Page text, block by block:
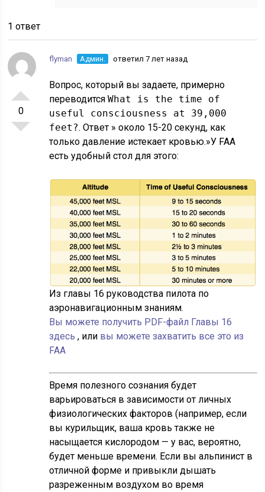
1 ответ
0
flyman Админ. ответил 7 лет назад
Вопрос, который вы задаете, примерно
переводитсяWhat is the time of
useful consciousness at 39,000
feet?. Ответ » около 15-20 секунд, как
только давление истекает кровью.»У FAA
есть удобный стол для этого:
Из главы 16 руководства пилота по
аэронавигационным знаниям.
Вы можете получить PDF-файл Главы 16
здесь, или вы можете захватить все это из
FAA
Время полезного сознания будет
варьироваться в зависимости от личных
физиологических факторов (например, если
вы курильщик, ваша кровь также не
насыщается кислородом — у вас, вероятно,
будет меньше времени. Если вы альпинист в
отличной форме и привыкли дышать
разреженным воздухом во время